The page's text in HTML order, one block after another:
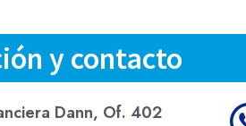
y contacto
Dann, Of. 402